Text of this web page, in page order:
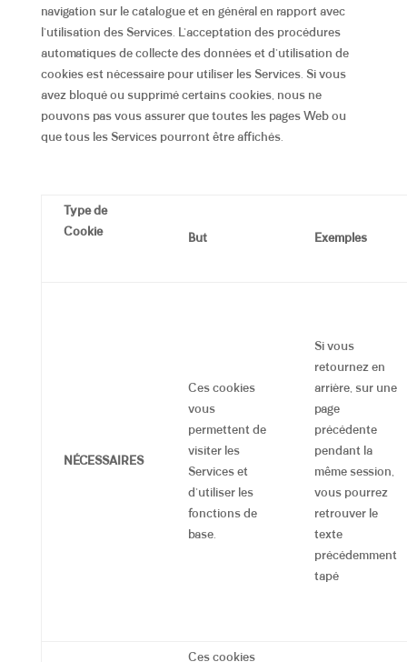
navigation sur le catalogue et en général en rapport avec
l’utilisation des Services. L’acceptation des procédures
automatiques de collecte des données et d’utilisation de
cookies est nécessaire pour utiliser les Services. Si vous
avez bloqué ou supprimé certains cookies, nous ne
pouvons pas vous assurer que toutes les pages Web ou
que tous les Services pourront être affichés.
Type de
Cookie
But Exemples
NÉCESSAIRES
Ces cookies
vous
permettent de
visiter les
Services et
d’utiliser les
fonctions de
base.
Si vous
retournez en
arrière, sur une
page
précédente
pendant la
même session,
vous pourrez
retrouver le
texte
précédemment
tapé
Ces cookies